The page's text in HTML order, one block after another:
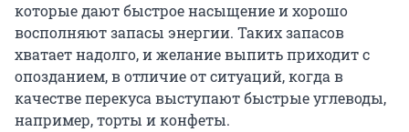
которые дают быстрое насыщение и хорошо
восполняют запасы энергии. Таких запасов
хватает надолго, и желание выпить приходит с
опозданием, в отличие от ситуаций, когда в
качестве перекуса выступают быстрые углеводы,
например, торты и конфеты.